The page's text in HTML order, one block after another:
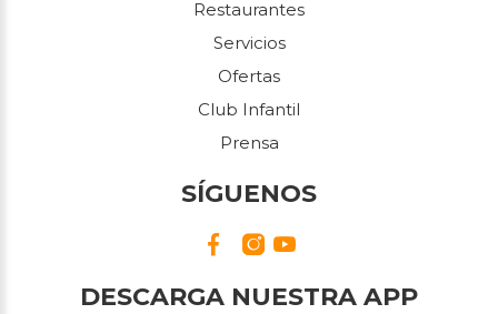
Restaurantes
Servicios
Ofertas
Club Infantil
Prensa
SÍGUENOS
DESCARGA NUESTRA APP